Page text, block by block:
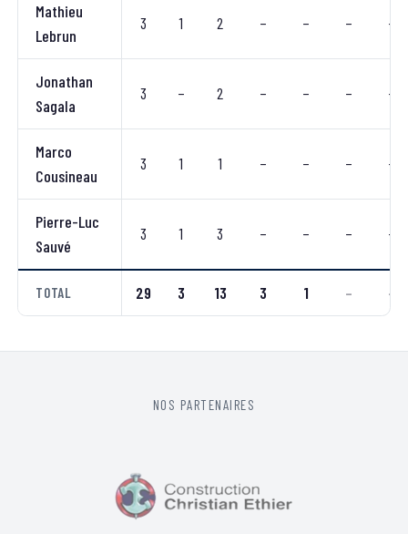
Mathieu
Lebrun
3 1 2 – – – –
Jonathan
Sagala
3 – 2 – – – –
Marco
Cousineau
3 1 1 – – – –
Pierre-Luc
Sauvé
3 1 3 – – – –
TOTAL 29 3 13 3 1 – –
NOS PARTENAIRES